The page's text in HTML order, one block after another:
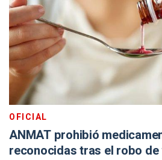
OFICIAL
ANMAT prohibió
reconocidas tras el robo